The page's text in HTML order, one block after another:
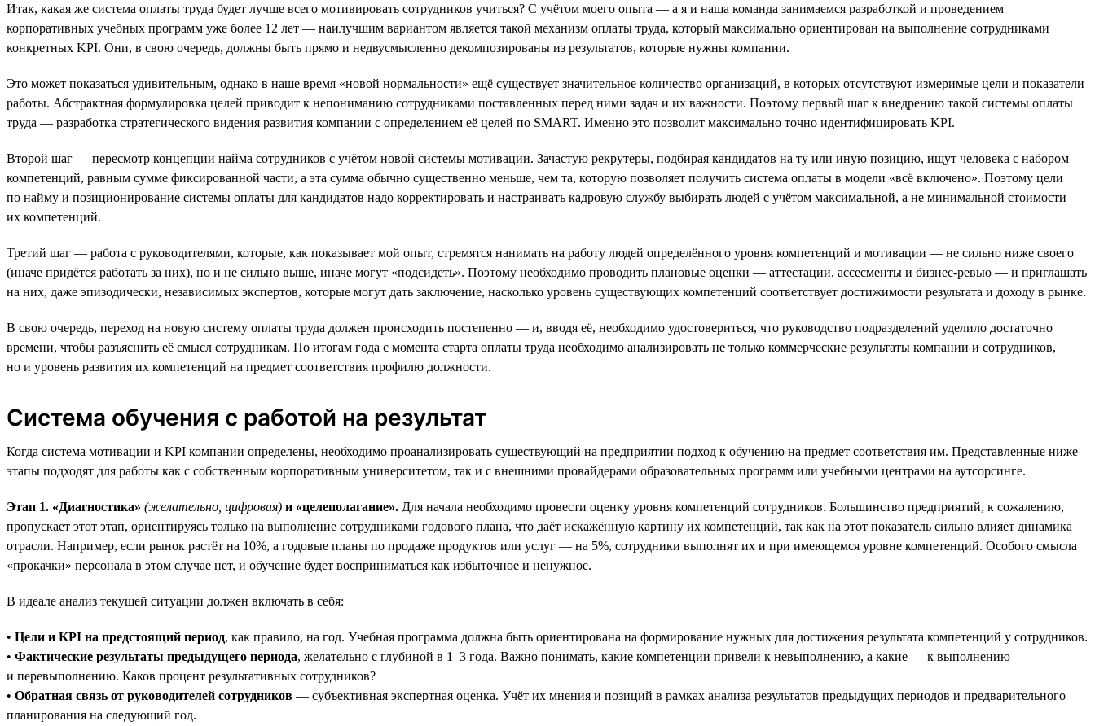
Итак, какая же система оплаты труда будет лучше всего мотивировать сотрудников учиться? С учётом моего опыта — а я и наша команда занимаемся разработкой и проведением
корпоративных учебных программ уже более 12 лет — наилучшим вариантом является такой механизм оплаты труда, который максимально ориентирован на выполнение сотрудниками
конкретных KPI. Они, в свою очередь, должны быть прямо и недвусмысленно декомпозированы из результатов, которые нужны компании.
Это может показаться удивительным, однако в наше время «новой нормальности» ещё существует значительное количество организаций, в которых отсутствуют измеримые цели и показатели
работы. Абстрактная формулировка целей приводит к непониманию сотрудниками поставленных перед ними задач и их важности. Поэтому первый шаг к внедрению такой системы оплаты
труда — разработка стратегического видения развития компании с определением её целей по SMART. Именно это позволит максимально точно идентифицировать KPI.
Второй шаг — пересмотр концепции найма сотрудников с учётом новой системы мотивации. Зачастую рекрутеры, подбирая кандидатов на ту или иную позицию, ищут человека с набором
компетенций, равным сумме фиксированной части, а эта сумма обычно существенно меньше, чем та, которую позволяет получить система оплаты в модели «всё включено». Поэтому цели
по найму и позиционирование системы оплаты для кандидатов надо корректировать и настраивать кадровую службу выбирать людей с учётом максимальной, а не минимальной стоимости
их компетенций.
Третий шаг — работа с руководителями, которые, как показывает мой опыт, стремятся нанимать на работу людей определённого уровня компетенций и мотивации — не сильно ниже своего
(иначе придётся работать за них), но и не сильно выше, иначе могут «подсидеть». Поэтому необходимо проводить плановые оценки — аттестации, ассесменты и бизнес-ревью — и приглашать
на них, даже эпизодически, независимых экспертов, которые могут дать заключение, насколько уровень существующих компетенций соответствует достижимости результата и доходу в рынке.
В свою очередь, переход на новую систему оплаты труда должен происходить постепенно — и, вводя её, необходимо удостовериться, что руководство подразделений уделило достаточно
времени, чтобы разъяснить её смысл сотрудникам. По итогам года с момента старта оплаты труда необходимо анализировать не только коммерческие результаты компании и сотрудников,
но и уровень развития их компетенций на предмет соответствия профилю должности.
Система обучения с работой на результат
Когда система мотивации и KPI компании определены, необходимо проанализировать существующий на предприятии подход к обучению на предмет соответствия им. Представленные ниже
этапы подходят для работы как с собственным корпоративным университетом, так и с внешними провайдерами образовательных программ или учебными центрами на аутсорсинге.
Этап 1. «Диагностика» (желательно, цифровая) и «целеполагание». Для начала необходимо провести оценку уровня компетенций сотрудников. Большинство предприятий, к сожалению,
пропускает этот этап, ориентируясь только на выполнение сотрудниками годового плана, что даёт искажённую картину их компетенций, так как на этот показатель сильно влияет динамика
отрасли. Например, если рынок растёт на 10%, а годовые планы по продаже продуктов или услуг — на 5%, сотрудники выполнят их и при имеющемся уровне компетенций. Особого смысла
«прокачки» персонала в этом случае нет, и обучение будет восприниматься как избыточное и ненужное.
В идеале анализ текущей ситуации должен включать в себя:
• Цели и KPI на предстоящий период, как правило, на год. Учебная программа должна быть ориентирована на формирование нужных для достижения результата компетенций у сотрудников.
• Фактические результаты предыдущего периода, желательно с глубиной в 1–3 года. Важно понимать, какие компетенции привели к невыполнению, а какие — к выполнению
и перевыполнению. Каков процент результативных сотрудников?
• Обратная связь от руководителей сотрудников — субъективная экспертная оценка. Учёт их мнения и позиций в рамках анализа результатов предыдущих периодов и предварительного
планирования на следующий год.